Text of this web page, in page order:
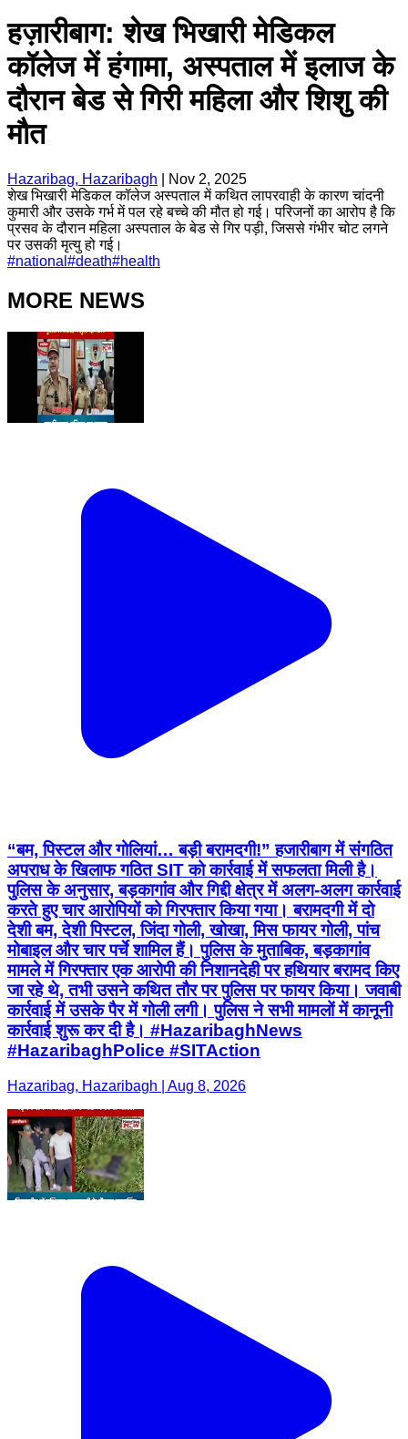
हज़ारीबाग: शेख भिखारी मेडिकल
कॉलेज में हंगामा, अस्पताल में इलाज के
दौरान बेड से गिरी महिला और शिशु की
मौत
Hazaribag, Hazaribagh
Nov 2, 2025
शेख भिखारी मेडिकल कॉलेज अस्पताल में कथित लापरवाही के कारण चांदनी
कुमारी और उसके गर्भ में पल रहे बच्चे की मौत हो गई। परिजनों का आरोप है कि
प्रसव के दौरान महिला अस्पताल के बेड से गिर पड़ी, जिससे गंभीर चोट लगने
पर उसकी मृत्यु हो गई।
#national #death#health
MORE NEWS
“बम, पिस्टल और गोलियां… बड़ी बरामदगी!” हजारीबाग में संगठित
अपराध के खिलाफ गठित SIT को कार्रवाई में सफलता मिली है।
पुलिस के अनुसार, बड़कागांव और गिद्दी क्षेत्र में अलग-अलग कार्रवाई
करते हुए चार आरोपियों को गिरफ्तार किया गया। बरामदगी में दो
देशी बम, देशी पिस्टल, जिंदा गोली, खोखा, मिस फायर गोली, पांच
मोबाइल और चार पर्चे शामिल हैं। पुलिस के मुताबिक, बड़कागांव
मामले में गिरफ्तार एक आरोपी की निशानदेही पर हथियार बरामद किए
जा रहे थे, तभी उसने कथित तौर पर पुलिस पर फायर किया। जवाबी
कार्रवाई में उसके पैर में गोली लगी। पुलिस ने सभी मामलों में कानूनी
कार्रवाई शुरू कर दी है। #HazaribaghNews
#HazaribaghPolice #SITAction
Hazaribag, Hazaribagh | Aug 8, 2026